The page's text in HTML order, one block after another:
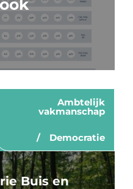
Ambtelijk
vakmanschap
Democratie
Buis en